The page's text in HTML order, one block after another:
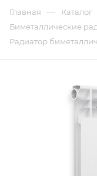
Главная — Каталог
Биметаллические
Радиатор